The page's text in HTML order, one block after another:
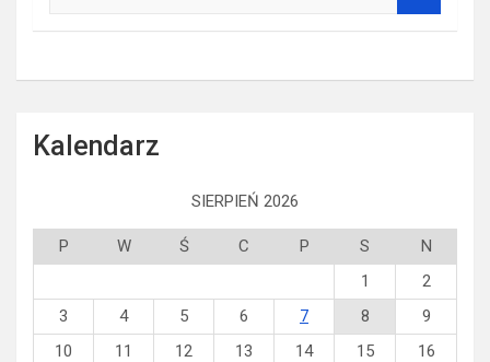
a
Kalendarz
SIERPIEŃ 2026
P W Ś C P S
N
1
2
3
4 5 6 7 8
9
10
11 12 13 14 15
16